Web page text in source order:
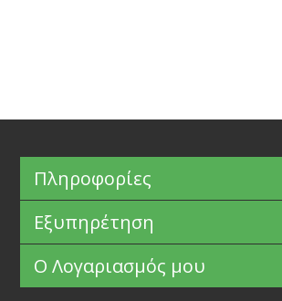
Πληροφορίες
Εξυπηρέτηση
Ο Λογαριασμός μου